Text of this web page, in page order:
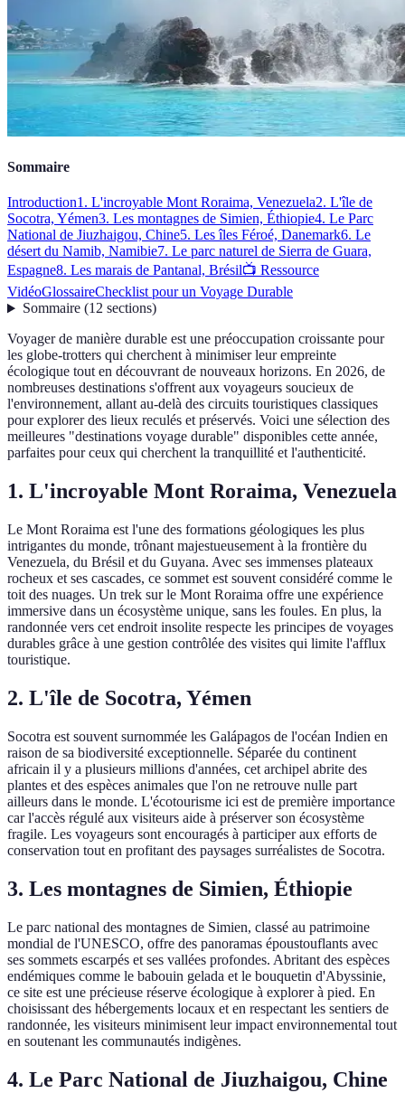
Sommaire
Introduction1. L'incroyable Mont Roraima, Venezuela2. L'île de
Socotra, Yémen3. Les montagnes de Simien, Éthiopie4. Le Parc
National de Jiuzhaigou, Chine5. Les îles Féroé, Danemark6. Le
désert du Namib, Namibie7. Le parc naturel de Sierra de Guara,
Espagne8. Les marais de Pantanal, Brésil📺 Ressource
VidéoGlossaireChecklist pour un Voyage Durable
Sommaire(12 sections)
Voyager de manière durable est une préoccupation croissante pour
les globe-trotters qui cherchent à minimiser leur empreinte
écologique tout en découvrant de nouveaux horizons. En 2026, de
nombreuses destinations s'offrent aux voyageurs soucieux de
l'environnement, allant au-delà des circuits touristiques classiques
pour explorer des lieux reculés et préservés. Voici une sélection des
meilleures "destinations voyage durable" disponibles cette année,
parfaites pour ceux qui cherchent la tranquillité et l'authenticité.
1. L'incroyable Mont Roraima, Venezuela
Le Mont Roraima est l'une des formations géologiques les plus
intrigantes du monde, trônant majestueusement à la frontière du
Venezuela, du Brésil et du Guyana. Avec ses immenses plateaux
rocheux et ses cascades, ce sommet est souvent considéré comme le
toit des nuages. Un trek sur le Mont Roraima offre une expérience
immersive dans un écosystème unique, sans les foules. En plus, la
randonnée vers cet endroit insolite respecte les principes de voyages
durables grâce à une gestion contrôlée des visites qui limite l'afflux
touristique.
2. L'île de Socotra, Yémen
Socotra est souvent surnommée les Galápagos de l'océan Indien en
raison de sa biodiversité exceptionnelle. Séparée du continent
africain il y a plusieurs millions d'années, cet archipel abrite des
plantes et des espèces animales que l'on ne retrouve nulle part
ailleurs dans le monde. L'écotourisme ici est de première importance
car l'accès régulé aux visiteurs aide à préserver son écosystème
fragile. Les voyageurs sont encouragés à participer aux efforts de
conservation tout en profitant des paysages surréalistes de Socotra.
3. Les montagnes de Simien, Éthiopie
Le parc national des montagnes de Simien, classé au patrimoine
mondial de l'UNESCO, offre des panoramas époustouflants avec
ses sommets escarpés et ses vallées profondes. Abritant des espèces
endémiques comme le babouin gelada et le bouquetin d'Abyssinie,
ce site est une précieuse réserve écologique à explorer à pied. En
choisissant des hébergements locaux et en respectant les sentiers de
randonnée, les visiteurs minimisent leur impact environnemental tout
en soutenant les communautés indigènes.
4. Le Parc National de Jiuzhaigou, Chine